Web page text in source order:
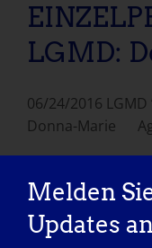
LGMD:
06/24/2016
Donna-Marie
Read More
Melden
Updates